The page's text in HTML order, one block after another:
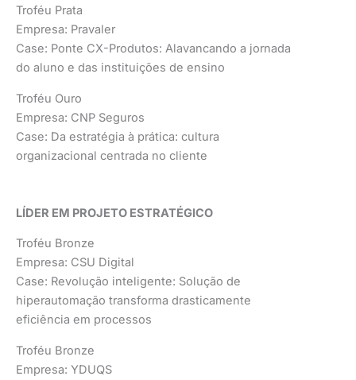
Troféu Prata
Empresa: Pravaler
Case: Ponte CX-Produtos: Alavancando a jornada
do aluno e das instituições de ensino
Troféu Ouro
Empresa: CNP Seguros
Case: Da estratégia à prática: cultura
organizacional centrada no cliente
LÍDER EM PROJETO ESTRATÉGICO
Troféu Bronze
Empresa: CSU Digital
Case: Revolução inteligente: Solução de
hiperautomação transforma drasticamente
eficiência em processos
Troféu Bronze
Empresa: YDUQS